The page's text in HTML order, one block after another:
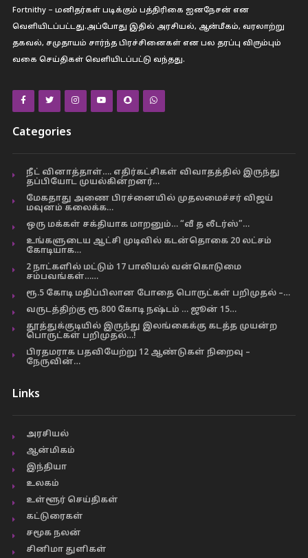
Fortnithy – மனிதர்கள் படிக்கும் பத்திரிகை ஐனநேசன் என
வெளியிடப்பட்டது.அப்போது இதில் அரசியல், ஆன்மீகம், வரலாற்று
தகவல், சமுதாயம் சார்ந்த பிரச்சினைகள் என பல தரப்பு விரும்பும்
வகை செய்திகள் வெளியிடப்பட்டு வந்தது.
Categories
நீட் வினாத்தாள்…. எதிர்கட்சிகள் விவாதத்தில் இருந்து
தப்பியோட முயல்கின்றனர்…
மேகதாது அணை பிரச்னையில் முதலமைச்சர் விஜய்
மவுனம் கலைக்க…
ஒரு மக்கள் சக்தியாக மாறனும்… “வீ த லீடர்ஸ்”…
உங்களுடைய ஆட்சி முடிவில் கடன்தொகை 20 லட்சம்
கோடியாக…
2 நாட்களில் மட்டும் 17 பாலியல் வன்கொடுமை
சம்பவங்கள்……
ரூ.5 கோடி மதிப்பிலான போதை பொருட்கள் பறிமுதல் –…
வருடத்திற்கு ரூ.800 கோடி நஷ்டம் … ஜூன் 15…
தூத்துக்குடியில் இருந்து இலங்கைக்கு கடத்த முயன்ற
பொருட்கள் பறிமுதல்…!
பிரதமராக பதவியேற்று 12 ஆண்டுகள் நிறைவு –
நேருவின்…
Links
அரசியல்
ஆன்மிகம்
இந்தியா
உலகம்
உள்ளூர் செய்திகள்
கட்டுரைகள்
சமூக நலன்
சினிமா துளிகள்